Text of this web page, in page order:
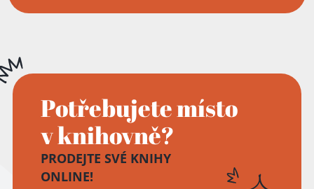
Potřebujete místo
v knihovně?
PRODEJTE SVÉ KNIHY
ONLINE!